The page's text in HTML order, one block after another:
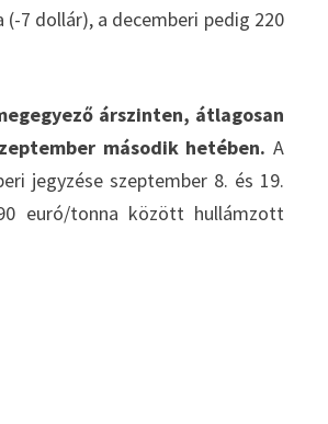
7 dollár), a decemberi pedig 220
árszinten, átlagosan
második hetében. A
jegyzése szeptember 8. és 19.
euró/tonna között hullámzott